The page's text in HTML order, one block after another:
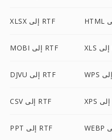
XLSX إلى RTF
MOBI إلى RTF
DJVU إلى RTF
CSV إلى RTF
PPT إلى RTF